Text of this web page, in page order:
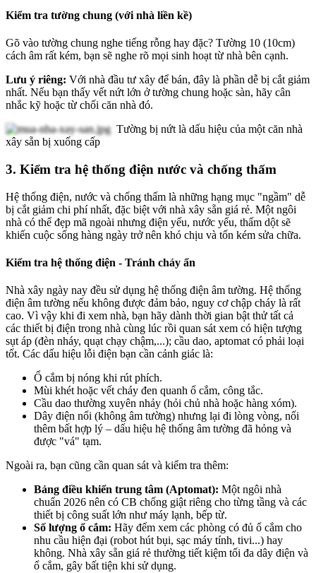
Kiểm tra tường chung (với nhà liền kề)
Gõ vào tường chung nghe tiếng rỗng hay đặc? Tường 10 (10cm)
cách âm rất kém, bạn sẽ nghe rõ mọi sinh hoạt từ nhà bên cạnh.
Lưu ý riêng: Với nhà đầu tư xây để bán, đây là phần dễ bị cắt giảm
nhất. Nếu bạn thấy vết nứt lớn ở tường chung hoặc sàn, hãy cân
nhắc kỹ hoặc từ chối căn nhà đó.
Tường bị nứt là dấu hiệu của một căn nhà
xây sẵn bị xuống cấp
3. Kiểm tra hệ thống điện nước và chống thấm
Hệ thống điện, nước và chống thấm là những hạng mục "ngầm" dễ
bị cắt giảm chi phí nhất, đặc biệt với nhà xây sẵn giá rẻ. Một ngôi
nhà có thể đẹp mã ngoài nhưng điện yếu, nước yếu, thấm dột sẽ
khiến cuộc sống hàng ngày trở nên khó chịu và tốn kém sửa chữa.
Kiểm tra hệ thống điện - Tránh cháy ẩn
Nhà xây ngày nay đều sử dụng hệ thống điện âm tường. Hệ thống
điện âm tường nếu không được đảm bảo, nguy cơ chập cháy là rất
cao. Vì vậy khi đi xem nhà, bạn hãy dành thời gian bật thử tất cả
các thiết bị điện trong nhà cùng lúc rồi quan sát xem có hiện tượng
sụt áp (đèn nháy, quạt chạy chậm,...); cầu dao, aptomat có phải loại
tốt. Các dấu hiệu lỗi điện bạn cần cảnh giác là:
Ổ cắm bị nóng khi rút phích.
Mùi khét hoặc vết cháy đen quanh ổ cắm, công tắc.
Cầu dao thường xuyên nhảy (hỏi chủ nhà hoặc hàng xóm).
Dây điện nổi (không âm tường) nhưng lại đi lòng vòng, nối
thêm bất hợp lý – dấu hiệu hệ thống âm tường đã hỏng và
được "vá" tạm.
Ngoài ra, bạn cũng cần quan sát và kiểm tra thêm:
Bảng điều khiển trung tâm (Aptomat): Một ngôi nhà
chuẩn 2026 nên có CB chống giật riêng cho từng tầng và các
thiết bị công suất lớn như máy lạnh, bếp từ.
Số lượng ổ cắm: Hãy đếm xem các phòng có đủ ổ cắm cho
nhu cầu hiện đại (robot hút bụi, sạc máy tính, tivi...) hay
không. Nhà xây sẵn giá rẻ thường tiết kiệm tối đa dây điện và
ổ cắm, gây bất tiện khi sử dụng.